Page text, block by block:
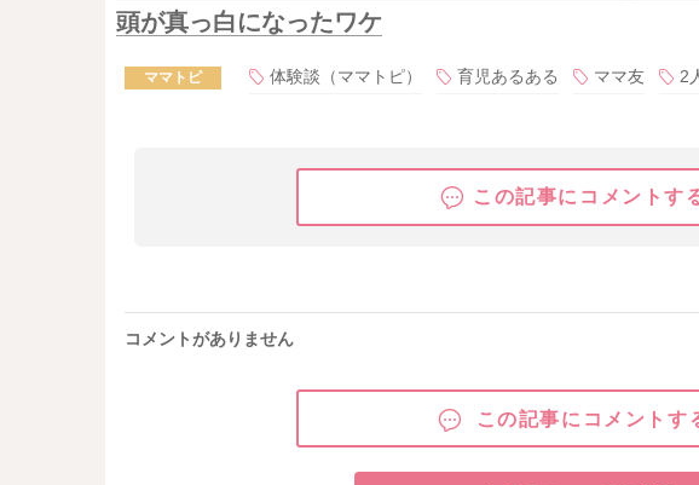
頭が真っ白になったワケ
ママトピ 体験談（ママトピ） 育児あるある ママ友 2
この記事にコメントす
コメントがありません
この記事にコメントす